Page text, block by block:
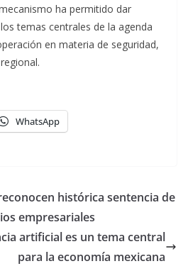
ha permitido dar
temas centrales de la agenda
en materia de seguridad,
WhatsApp
histórica sentencia de
empresariales
artificial es un tema central
para la economía mexicana